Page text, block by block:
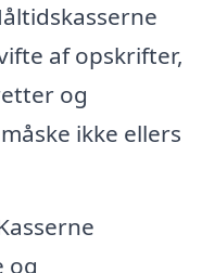
af opskrifter,
og
ikke ellers
og